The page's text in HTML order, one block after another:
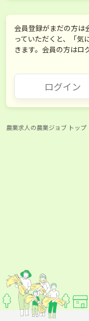
会員登録がまだの方は
っていただくと、「気
きます。会員の方はロ
ログイン
農業求人の農業ジョブ トップ